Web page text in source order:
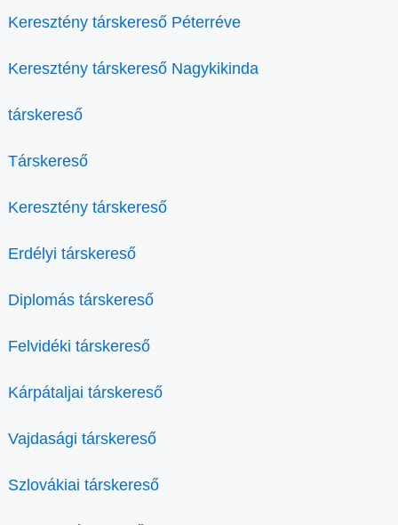
Keresztény társkereső Péterréve
Keresztény társkereső Nagykikinda
társkereső
Társkereső
Keresztény társkereső
Erdélyi társkereső
Diplomás társkereső
Felvidéki társkereső
Kárpátaljai társkereső
Vajdasági társkereső
Szlovákiai társkereső